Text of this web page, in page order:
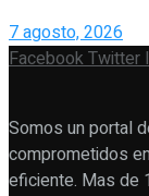
7 agosto, 2026
FacebookTwitter
Somos un portal
comprometidos
eficiente. Mas de